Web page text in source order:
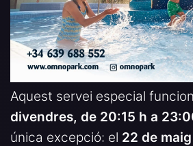
Aquest servei especial
divendres, de 20:15 h a
única excepció: el 22 de maig